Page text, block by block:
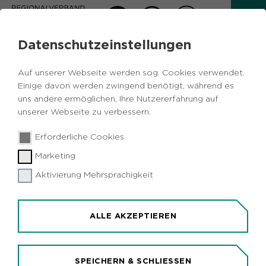
Datenschutzeinstellungen
Auf unserer Webseite werden sog. Cookies verwendet.
Einige davon werden zwingend benötigt, während es
uns andere ermöglichen, Ihre Nutzererfahrung auf
unserer Webseite zu verbessern.
Erforderliche Cookies
Marketing
Aktivierung Mehrsprachigkeit
ALLE AKZEPTIEREN
SPEICHERN & SCHLIESSEN
AKTUELLES
Zurück
Xanten
Abgebrochene Exkursion zum Thema
Wasserinsekten auf der Bislicher Insel
Xanten (idr). Die Exkursion "Wasserinsekten und